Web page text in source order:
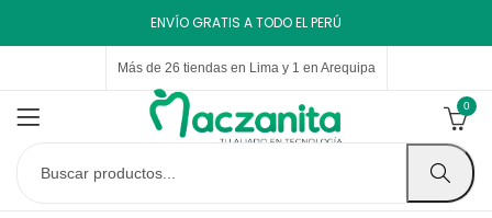
ENVÍO GRATIS A TODO EL PERÚ
Más de 26 tiendas en Lima y 1 en Arequipa
0